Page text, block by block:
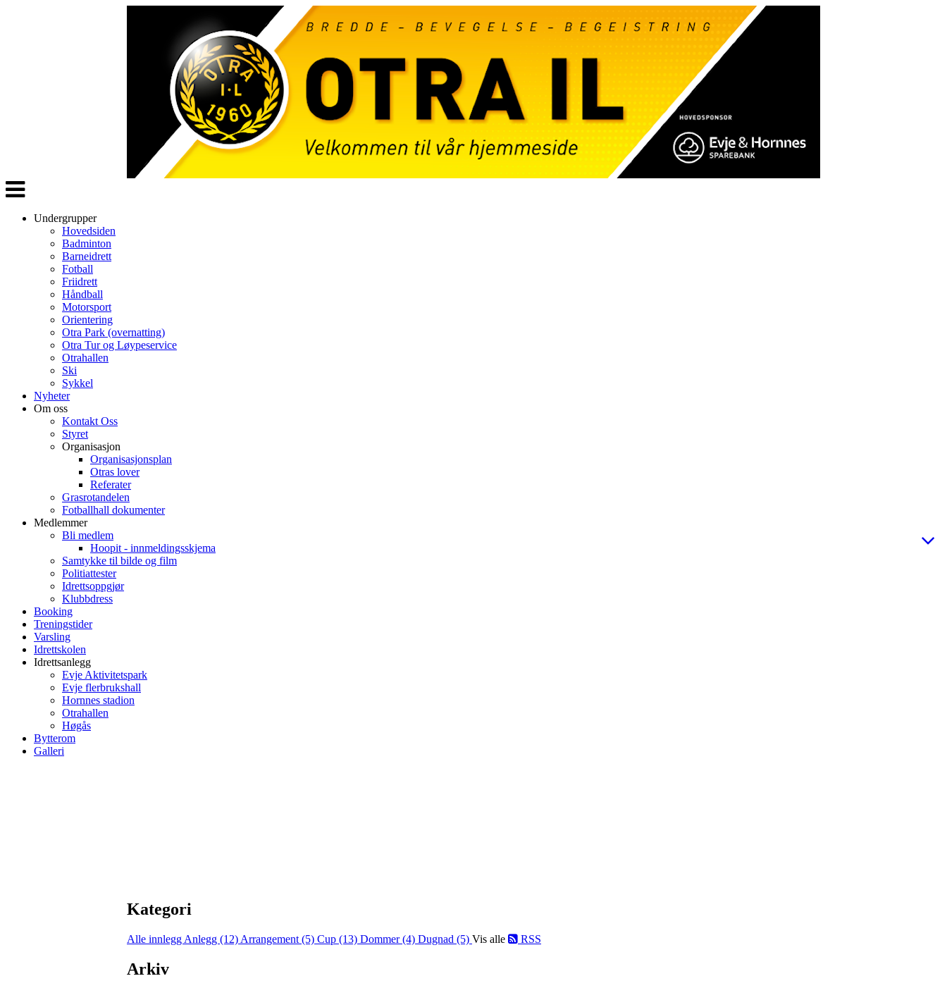
Veksle
navigasjon
Undergrupper
Hovedsiden
Badminton
Barneidrett
Fotball
Friidrett
Håndball
Motorsport
Orientering
Otra Park (overnatting)
Otra Tur og Løypeservice
Otrahallen
Ski
Sykkel
Nyheter
Om oss
Kontakt Oss
Styret
Organisasjon
Organisasjonsplan
Otras lover
Referater
Grasrotandelen
Fotballhall dokumenter
Medlemmer
Bli medlem
Hoopit - innmeldingsskjema
Samtykke til bilde og film
Politiattester
Idrettsoppgjør
Klubbdress
Booking
Treningstider
Varsling
Idrettskolen
Idrettsanlegg
Evje Aktivitetspark
Evje flerbrukshall
Hornnes stadion
Otrahallen
Høgås
Bytterom
Galleri
Kategori
Alle innlegg Anlegg (12) Arrangement (5) Cup (13) Dommer (4) Dugnad (5) Vis alle RSS
Arkiv